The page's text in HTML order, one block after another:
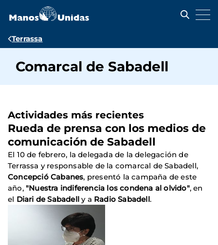
contenido
Ruta
navegación
Terrassa
Comarcal de Sabadell
Actividades más recientes
Rueda de prensa con los medios de
comunicación de Sabadell
El 10 de febrero, la delegada de la delegación de
Terrassa y responsable de la comarcal de Sabadell,
Concepció Cabanes, presentó la campaña de este
año, "Nuestra indiferencia los condena al olvido", en
el Diari de Sabadell y a Radio Sabadell.